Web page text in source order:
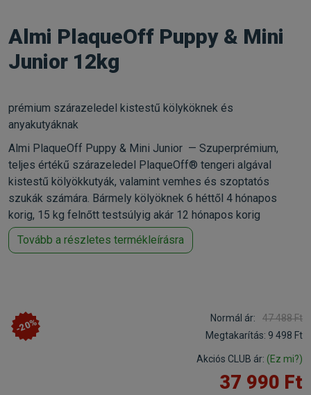
Almi PlaqueOff Puppy & Mini
Junior 12kg
prémium szárazeledel kistestű kölyköknek és
anyakutyáknak
Almi PlaqueOff Puppy & Mini Junior — Szuperprémium,
teljes értékű szárazeledel PlaqueOff® tengeri algával
kistestű kölyökkutyák, valamint vemhes és szoptatós
szukák számára. Bármely kölyöknek 6 héttől 4 hónapos
korig, 15 kg felnőtt testsúlyig akár 12 hónapos korig
Tovább a részletes termékleírásra
-20% Normál ár:
47 488 Ft
Megtakarítás: 9 498 Ft
Akciós CLUB ár: (Ez mi?)
37 990 Ft